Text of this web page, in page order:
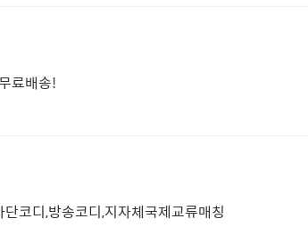
료배송!
코디,방송코디,지자체국제교류매칭